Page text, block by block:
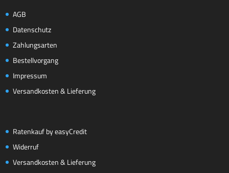
AGB
Datenschutz
Zahlungsarten
Bestellvorgang
Impressum
Versandkosten & Lieferung
Ratenkauf by easyCredit
Widerruf
Versandkosten & Lieferung